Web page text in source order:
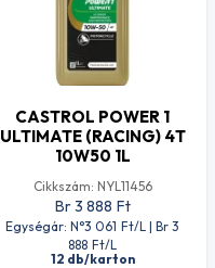
CASTROL POWER 1
ULTIMATE (RACING) 4T
10W50 1L
Cikkszám: NYL11456
Br 3 888 Ft
Egységár: N°3 061 Ft/L | Br 3
888 Ft/L
12 db/karton